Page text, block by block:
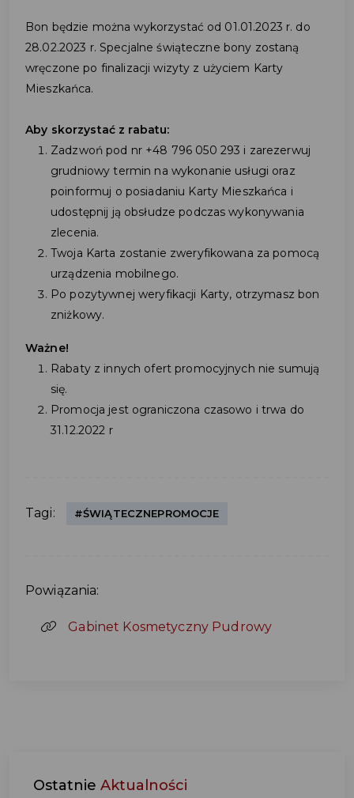
Bon będzie można wykorzystać od 01.01.2023 r. do
28.02.2023 r. Specjalne świąteczne bony zostaną
wręczone po finalizacji wizyty z użyciem Karty
Mieszkańca.
Aby skorzystać z rabatu:
Zadzwoń pod nr +48 796 050 293 i zarezerwuj
grudniowy termin na wykonanie usługi oraz
poinformuj o posiadaniu Karty Mieszkańca i
udostępnij ją obsłudze podczas wykonywania
zlecenia.
Twoja Karta zostanie zweryfikowana za pomocą
urządzenia mobilnego.
Po pozytywnej weryfikacji Karty, otrzymasz bon
zniżkowy.
Ważne!
Rabaty z innych ofert promocyjnych nie sumują
się.
Promocja jest ograniczona czasowo i trwa do
31.12.2022 r
Tagi: #ŚWIĄTECZNEPROMOCJE
Powiązania:
Gabinet Kosmetyczny Pudrowy
Ostatnie Aktualności